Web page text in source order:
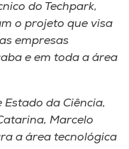
do Techpark,
o projeto que visa
empresas
e em toda a área
da Ciência,
Marcelo
a área tecnológica